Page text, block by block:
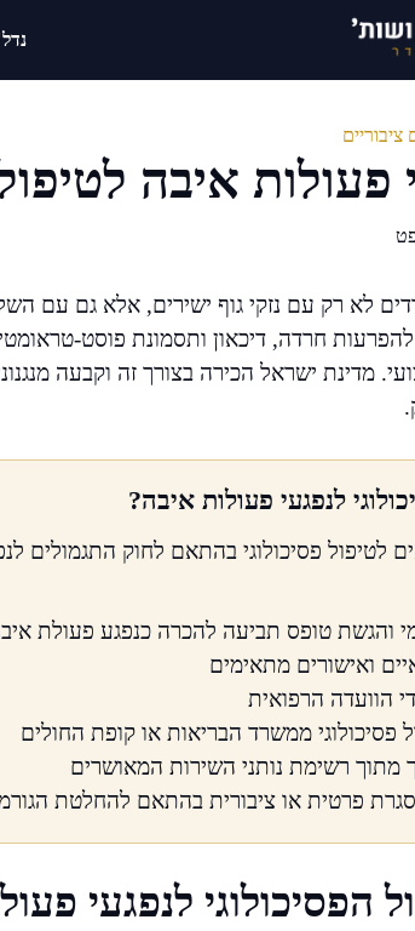
ציבוריים
פעולות איבה לטיפול
לא רק עם נזקי גוף ישירים, אלא גם עם
מדינת ישראל הכירה בצורך זה וקבעה
לנפגעי פעולות איבה?
לטיפול פסיכולוגי בהתאם לחוק התגמולים
והגשת טופס תביעה להכרה כנפגע פעולת
ואישורים מתאימים
הוועדה הרפואית
פסיכולוגי ממשרד הבריאות או קופת החולים
רשימת נותני השירות המאושרים
פרטית או ציבורית בהתאם להחלטת
הפסיכולוגי לנפגעי